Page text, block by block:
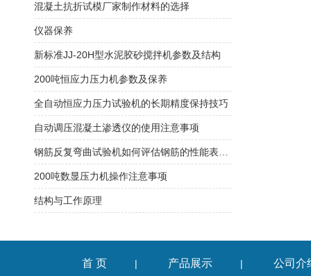
混凝土抗折试模厂家制作材料的选择
仪器保养
新标准JJ-20H型水泥胶砂搅拌机参数及结构
200吨恒应力压力机参数及保养
全自动恒应力压力试验机的长期精度保持技巧
自动调压混凝土渗透仪的使用注意事项
200吨数显压力机操作注意事项
结构与工作原理
首 页 | 产品展示 | 公司介